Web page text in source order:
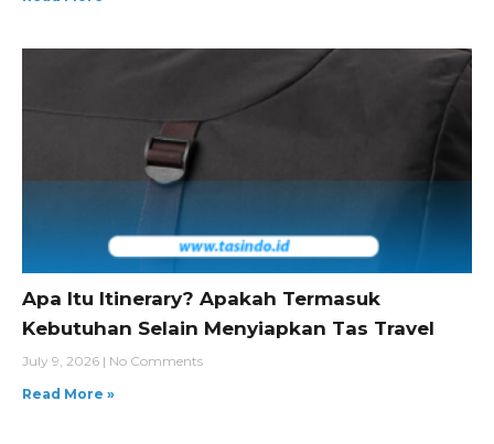
Apa Itu Itinerary? Apakah Termasuk
Kebutuhan Selain Menyiapkan Tas Travel
July 9, 2026
No Comments
Read More »